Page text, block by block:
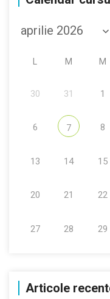
M M
30 31 1
6 7 8
13 14 15
20 21 22
27 28 29
Articole